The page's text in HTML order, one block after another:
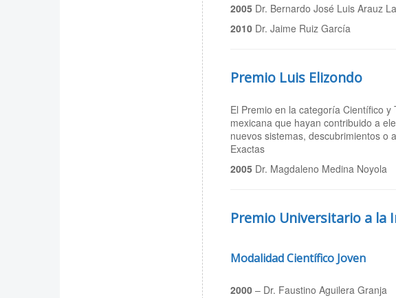
2005Dr. Bernardo José Luis Arauz
2010Dr. Jaime Ruiz García
Premio Luis Elizondo
El Premio en la categoría Científico
mexicana que hayan contribuido a
nuevos sistemas, descubrimientos o
Exactas
2005Dr. Magdaleno Medina Noyola
Premio Universitario a la
Modalidad Científico Joven
2000– Dr. Faustino Aguilera Granja